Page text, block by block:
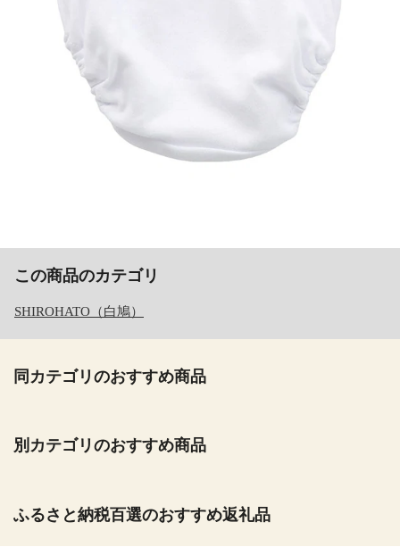
この商品のカテゴリ
SHIROHATO（白鳩）
同カテゴリのおすすめ商品
別カテゴリのおすすめ商品
ふるさと納税百選のおすすめ返礼品